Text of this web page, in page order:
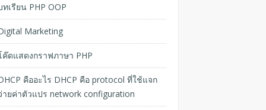
ทเรียน PHP OOP
Marketing
ค๊ดแสดงกราฟภาษา PHP
คืออะไร DHCP คือ protocol ที่ใช้แจก
ายค่าตัวแปร network configuration